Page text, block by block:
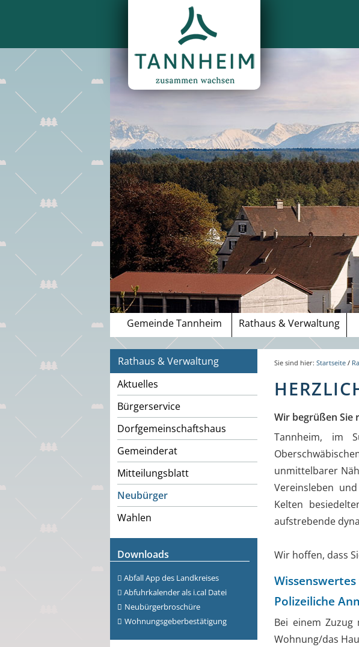
Gemeinde Tannheim Rathaus & Verwaltung
Rathaus & Verwaltung
Aktuelles
Bürgerservice
Dorfgemeinschaftshaus
Gemeinderat
Mitteilungsblatt
Neubürger
Wahlen
Downloads
Abfall App des Landkreises
Abfuhrkalender als i.cal Datei
Neubürgerbroschüre
Wohnungsgeberbestätigung
Sie sind hier:Startseite /
Wir begrüßen Sie
Tannheim, im
unmittelbarer
Vereinsleben
Kelten
aufstrebende
Wir hoffen, dass
Polizeiliche
Bei einem
Wohnung/das